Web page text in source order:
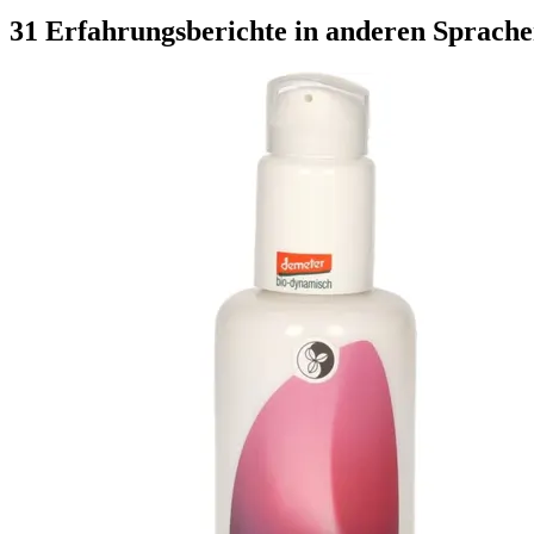
31 Erfahrungsberichte in anderen